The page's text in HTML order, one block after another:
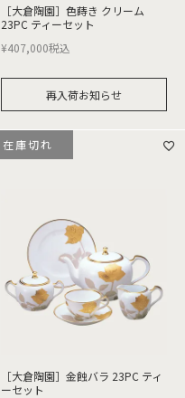
［大倉陶園］色蒔き クリーム
23PC ティーセット
¥407,000税込
再入荷お知らせ
［大倉陶園］金蝕バラ 23PC ティ
ーセット
在庫切れ